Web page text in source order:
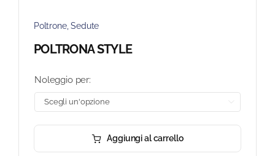
Poltrone,Sedute
POLTRONA STYLE
Noleggio per:
Aggiungi al carrello